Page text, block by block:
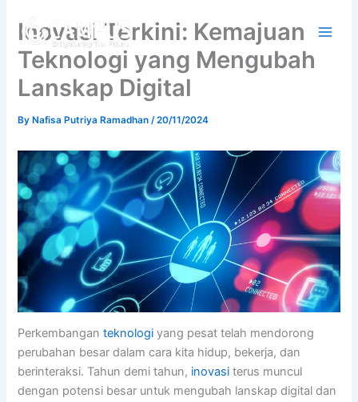
content
Inovasi Terkini: Kemajuan
Teknologi yang Mengubah
Lanskap Digital
ByNafisa Putriya Ramadhan/20/11/2024
Perkembanganteknologiyang pesat telah mendorong
perubahan besar dalam cara kita hidup, bekerja, dan
berinteraksi. Tahun demi tahun, inovasi terus muncul
dengan potensi besar untuk mengubah lanskap digital dan